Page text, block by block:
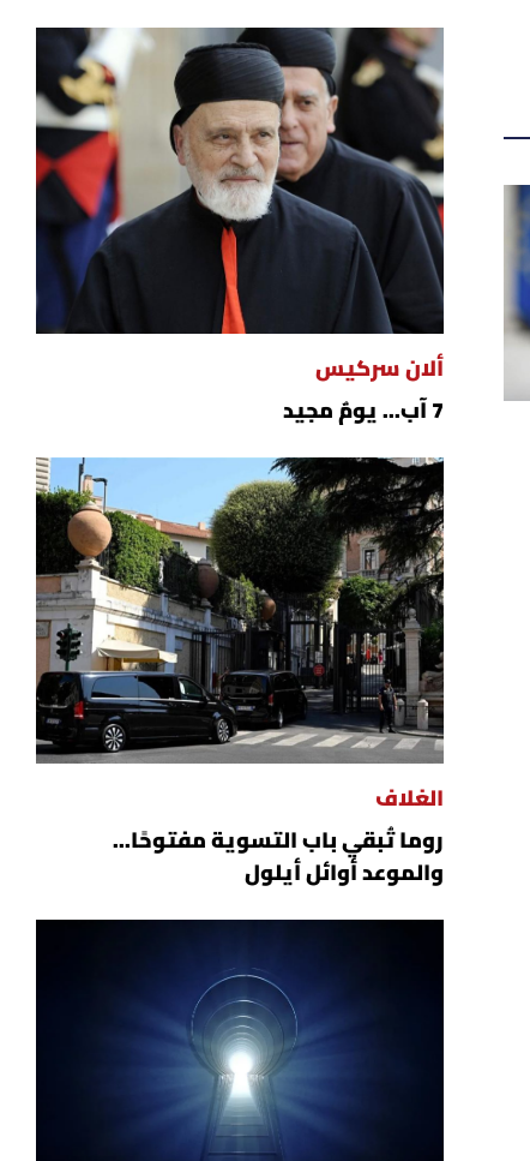
ألان سركيس
7 آب... يومٌ مجيد
الغلاف
روما تُبقي باب التسوية مفتوحًا...
والموعد أوائل أيلول